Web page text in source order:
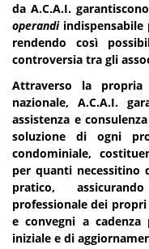
da A.C.A.I.
operandiindispensabile
rendendo così
controversia tra gli
Attraverso la
nazionale, A.C.A.I.
assistenza e
soluzione di ogni
condominiale,
per quanti necessitino
pratico,
professionale dei
e convegni a
iniziale e di